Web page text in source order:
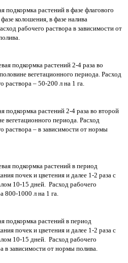
подкормка растений в фазе флагового
фазе колошения, в фазе налива
рабочего раствора в зависимости от
подкормка растений 2-4 раза во
вегетационного периода. Расход
раствора – 50-200 л на 1 га.
подкормка растений 2-4 раза во второй
вегетационного периода. Расход
раствора – в зависимости от нормы
подкормка растений в период
почек и цветения и далее 1-2 раза с
10-15 дней. Расход рабочего
800-1000 л на 1 га.
подкормка растений в период
почек и цветения и далее 1-2 раза с
10-15 дней. Расход рабочего
в зависимости от нормы полива.